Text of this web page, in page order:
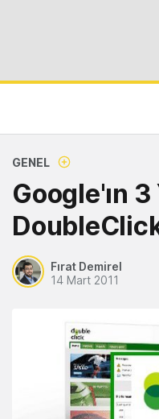
GENEL
Google'ın 3
Fırat Demirel
14 Mart 2011